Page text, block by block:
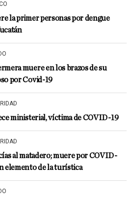
la primer personas por dengue
muere en los brazos de su
por Covid-19
ministerial, víctima de COVID-19
al matadero; muere por COVID-
elemento de la turística